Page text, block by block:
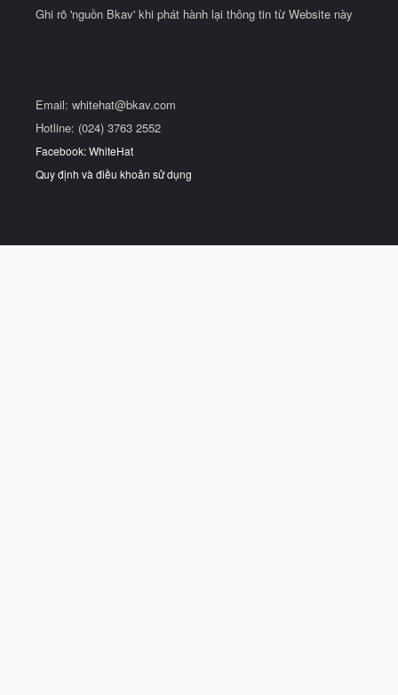
Ghi rõ 'nguồn Bkav' khi phát hành lại thông tin từ Website này
Email: whitehat@bkav.com
Hotline: (024) 3763 2552
Facebook: WhiteHat
Quy định và điều khoản sử dụng